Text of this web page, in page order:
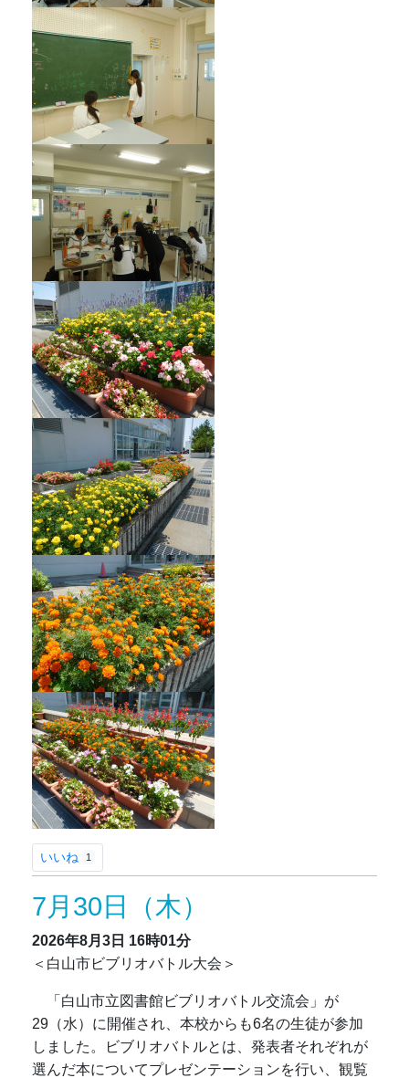
いいね 1
7月30日（木）
2026年8月3日 16時01分
＜白山市ビブリオバトル大会＞
「白山市立図書館ビブリオバトル交流会」が
29（水）に開催され、本校からも6名の生徒が参加
しました。ビブリオバトルとは、発表者それぞれが
選んだ本についてプレゼンテーションを行い、観覧